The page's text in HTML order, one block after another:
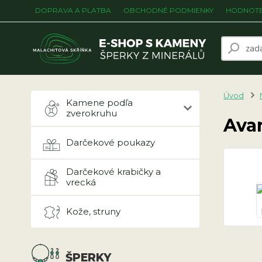
DOPRAVA A PLATBA OBCHODNÉ PODMIENKY
Kamene podľa
zverokruhu
Darčekové poukazy
Darčekové krabičky a
vrecká
Kože, struny
ŠPERKY
Úvod